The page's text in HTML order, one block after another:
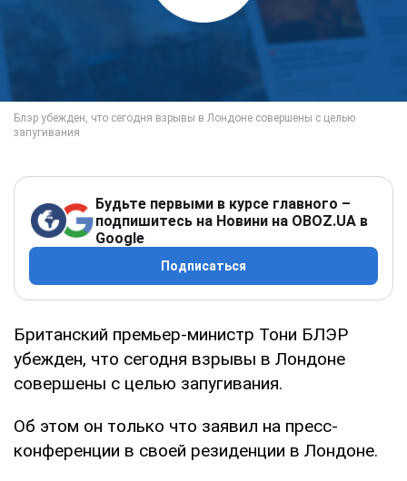
Будьте первыми в курсе главного –
подпишитесь на Новини на OBOZ.UA в
Google
Подписаться
Британский премьер-министр Тони БЛЭР
убежден, что сегодня взрывы в Лондоне
совершены с целью запугивания.
Об этом он только что заявил на пресс-
конференции в своей резиденции в Лондоне.